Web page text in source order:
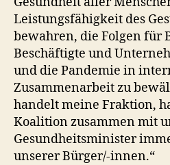
Leistungsfähigkeit des
bewahren, die Folgen für
Beschäftigte und
und die Pandemie in
Zusammenarbeit zu
handelt meine Fraktion,
Koalition zusammen mit
Gesundheitsminister
unserer Bürger/-innen.“